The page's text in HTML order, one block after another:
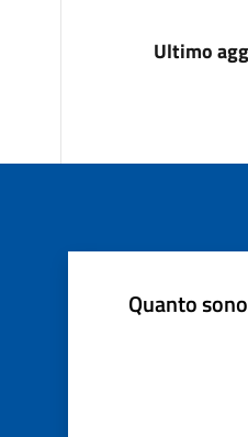
Ultimo
Quanto